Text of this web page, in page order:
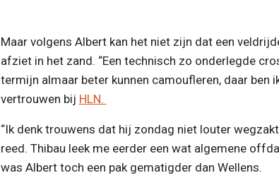
Maar volgens Albert kan het niet zijn dat een
afziet in het zand. “Een technisch zo onderlegde
termijn almaar beter kunnen camoufleren, daar ben
vertrouwen bij HLN.
“Ik denk trouwens dat hij zondag niet louter
reed. Thibau leek me eerder een wat algemene
was Albert toch een pak gematigder dan Wellens.